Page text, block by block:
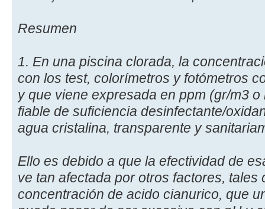
Resumen
1. En una piscina clorada, la
con los test, colorímetros y fotómetros
y que viene expresada en ppm (gr/m3
fiable de suficiencia desinfectante/
agua cristalina, transparente y
Ello es debido a que la efectividad de
ve tan afectada por otros factores, tales
concentración de acido cianurico, que